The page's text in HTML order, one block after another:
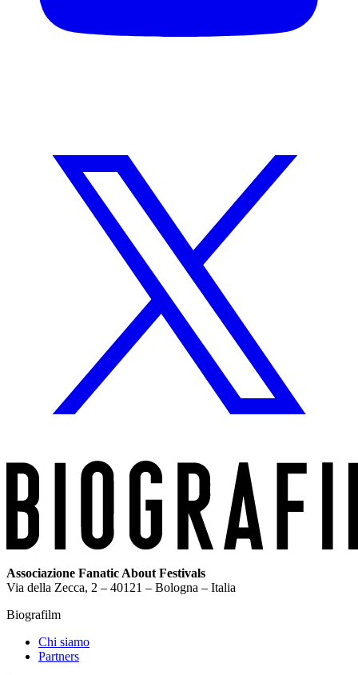
Associazione Fanatic About Festivals
Via della Zecca, 2 – 40121 – Bologna – Italia
Biografilm
Chi siamo
Partners